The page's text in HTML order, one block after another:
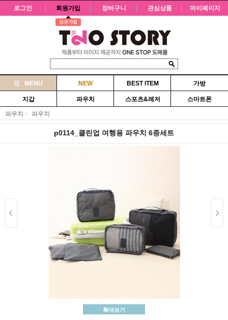
로그인 회원가입
신규가입
장바구니 관심상품 마이페이지
MENU NEW BEST ITEM 가방
지갑 파우치 스포츠&레저 스마트폰
파우치 파우치
p0114_클린업 여행용 파우치 6종세트
확대보기